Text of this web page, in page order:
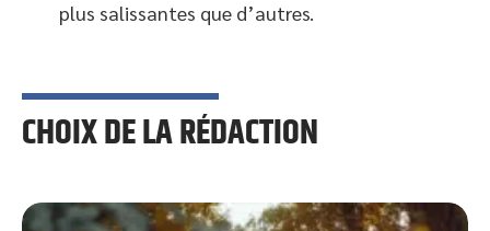
plus salissantes que d’autres.
CHOIX DE LA RÉDACTION